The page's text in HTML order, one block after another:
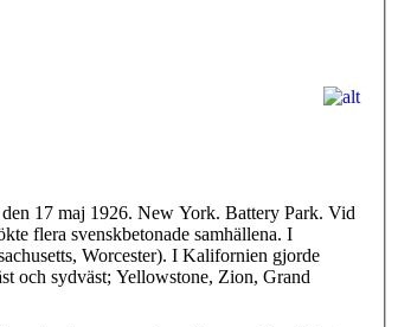
17 maj 1926. New York. Battery Park. Vid
flera svenskbetonade samhällena. I
Worcester). I Kalifornien gjorde
och sydväst; Yellowstone, Zion, Grand